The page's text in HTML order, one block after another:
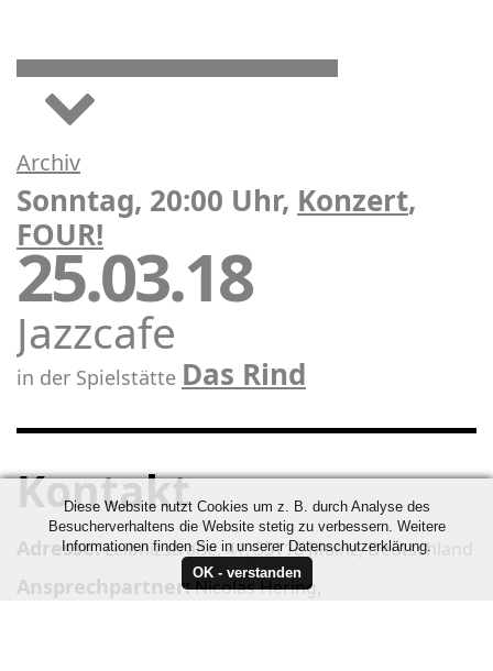
Archiv
Sonntag, 20:00 Uhr, Konzert,
FOUR!
25.03.18
Jazzcafe
in der Spielstätte Das Rind
Kontakt
Adresse:Leibnizstraße, 41, 55118 Mainz, Deutschland
Ansprechpartner:Nicolas Hering,
Diese Website nutzt Cookies um z. B. durch Analyse des
Besucherverhaltens die Website stetig zu verbessern. Weitere
Informationen finden Sie in unserer Datenschutzerklärung.